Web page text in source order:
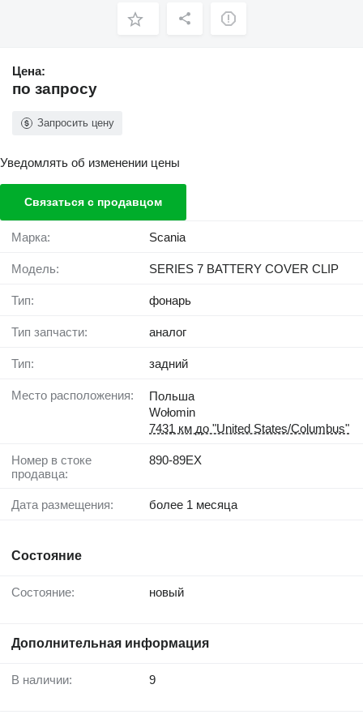
Цена:
по запросу
Запросить цену
Уведомлять об изменении цены
Связаться с продавцом
Марка: Scania
Модель: SERIES 7 BATTERY COVER CLIP
Тип: фонарь
Тип запчасти: аналог
Тип: задний
Место расположения:
Польша
Wołomin
7431 км до "United States/Columbus"
Номер в стоке
продавца:
890-89EX
Дата размещения: более 1 месяца
Состояние
Состояние: новый
Дополнительная информация
В наличии: 9